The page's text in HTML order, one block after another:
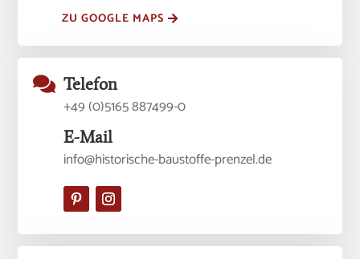
ZU GOOGLE MAPS
 Telefon
+49 (0)5165 887499-0
E-Mail
info@historische-baustoffe-prenzel.de